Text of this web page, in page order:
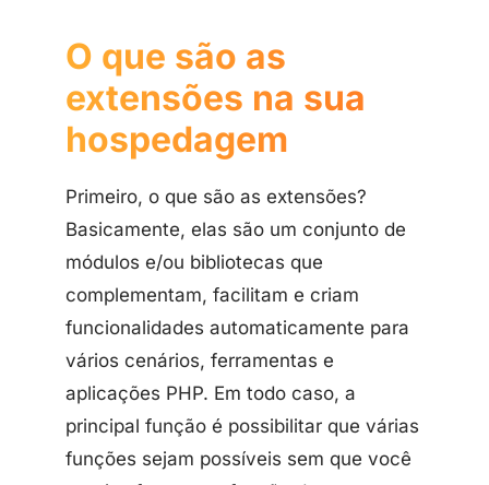
O que são as
extensões na sua
hospedagem
Primeiro, o que são as extensões?
Basicamente, elas são um conjunto de
módulos e/ou bibliotecas que
complementam, facilitam e criam
funcionalidades automaticamente para
vários cenários, ferramentas e
aplicações PHP. Em todo caso, a
principal função é possibilitar que várias
funções sejam possíveis sem que você